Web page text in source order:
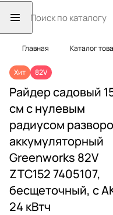
Главная Каталог
Хит 82V
Райдер садовый
см с нулевым
радиусом
аккумуляторный
Greenworks 82V
ZTC152 7405107,
бесщеточный, с
24 кВтч